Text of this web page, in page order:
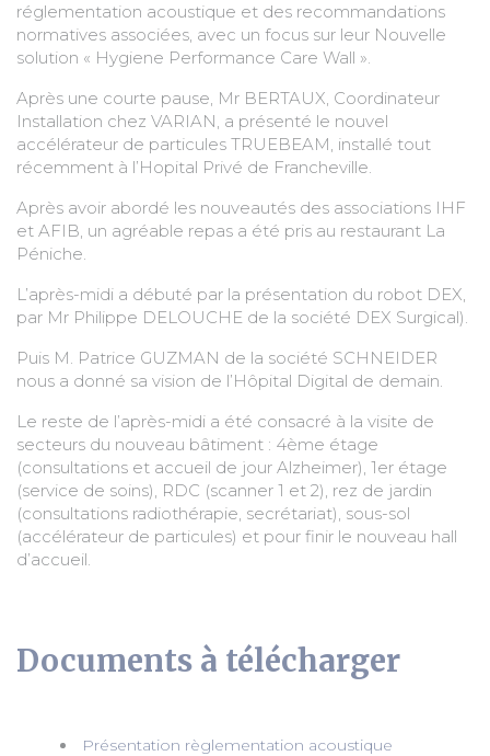
réglementation acoustique et des recommandations
normatives associées, avec un focus sur leur Nouvelle
solution « Hygiene Performance Care Wall ».
Après une courte pause, Mr BERTAUX, Coordinateur
Installation chez VARIAN, a présenté le nouvel
accélérateur de particules TRUEBEAM, installé tout
récemment à l’Hopital Privé de Francheville.
Après avoir abordé les nouveautés des associations IHF
et AFIB, un agréable repas a été pris au restaurant La
Péniche.
L’après-midi a débuté par la présentation du robot DEX,
par Mr Philippe DELOUCHE de la société DEX Surgical).
Puis M. Patrice GUZMAN de la société SCHNEIDER
nous a donné sa vision de l’Hôpital Digital de demain.
Le reste de l’après-midi a été consacré à la visite de
secteurs du nouveau bâtiment : 4ème étage
(consultations et accueil de jour Alzheimer), 1er étage
(service de soins), RDC (scanner 1 et 2), rez de jardin
(consultations radiothérapie, secrétariat), sous-sol
(accélérateur de particules) et pour finir le nouveau hall
d’accueil.
Documents à télécharger
Présentation règlementation acoustique